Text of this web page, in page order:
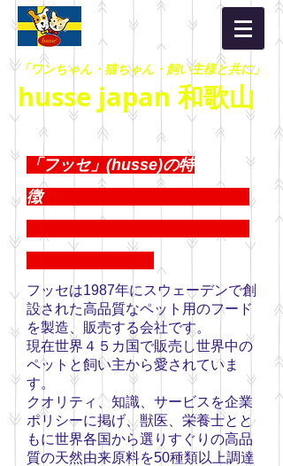
「ワンちゃん・猫ちゃん・飼い主様と共に」
husse japan 和歌山
「フッセ」(husse)の特
徴
フッセは1987年にスウェーデンで創
設された高品質なペット用のフード
を製造、販売する会社です。
現在世界４５カ国で販売し世界中の
ペットと飼い主から愛されていま
す。
クオリティ、知識、サービスを企業
ポリシーに掲げ、獣医、栄養士とと
もに世界各国から選りすぐりの高品
質の天然由来原料を50種類以上調達